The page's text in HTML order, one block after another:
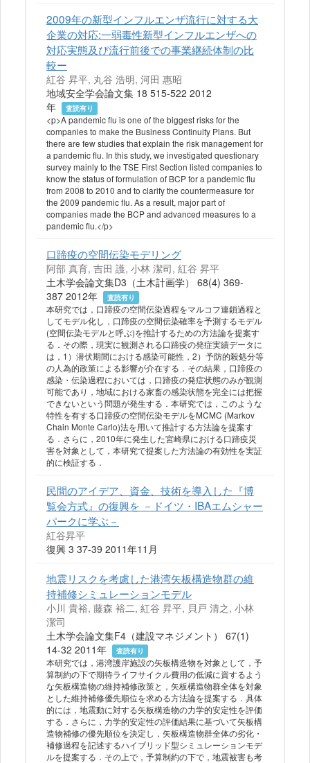
2009年の新型インフルエンザ流行に対する大
企業の対応:一弱毒性新型インフルエンザへの
対応実態及び流行前後での事業継続体制の比
較ー
紅谷 昇平, 丸谷 浩明, 河田 惠昭
地域安全学会論文集 18 515-522 2012
年
査読有り
<p>A pandemic flu is one of the biggest risks for the
companies to make the Business Continuity Plans. But
there are few studies that explain the risk management for
a pandemic flu. In this study, we investigated questionary
survey mainly to the TSE First Section listed companies to
know the status of formulation of BCP for a pandemic flu
from 2008 to 2010 and to clarify the countermeasure for
the 2009 pandemic flu. As a result, major part of
companies made the BCP and advanced measures to a
pandemic flu.</p>
口蹄疫の空間伝染モデリング
阿部 真育, 吉田 護, 小林 潔司, 紅谷 昇平
土木学会論文集D3（土木計画学） 68(4) 369-
387 2012年
査読有り
本研究では，口蹄疫の空間伝染過程をマルコフ連鎖過程と
してモデル化し，口蹄疫の空間伝染確率を予測するモデル
(空間伝染モデルと呼ぶ)を推計するための方法論を提案す
る．その際，現実に観測される口蹄疫の発症実績データに
は，1）潜伏期間における感染可能性，2）予防的殺処分等
の人為的政策による影響が介在する．その結果，口蹄疫の
感染・伝染過程においては，口蹄疫の発症状態のみが観測
可能であり，地域における家畜の感染状態を完全には把握
できないという問題が発生する．本研究では，このような
特性を有する口蹄疫の空間伝染モデルをMCMC (Markov
Chain Monte Carlo)法を用いて推計する方法論を提案す
る．さらに，2010年に発生した宮崎県における口蹄疫災
害を対象として，本研究で提案した方法論の有効性を実証
的に検証する．
民間のアイデア、資金、技術を導入した『博
覧会方式』の復興を －ドイツ・IBAエムシャー
パークに学ぶ－
紅谷昇平
復興 3 37-39 2011年11月
地震リスクを考慮した港湾矢板構造物群の維
持補修シミュレーションモデル
小川 貴裕, 藤森 裕二, 紅谷 昇平, 貝戸 清之, 小林
潔司
土木学会論文集F4（建設マネジメント） 67(1)
14-32 2011年
査読有り
本研究では，港湾護岸施設の矢板構造物を対象として，予
算制約の下で期待ライフサイクル費用の低減に資するよう
な矢板構造物の維持補修政策と，矢板構造物群全体を対象
とした維持補修優先順位を求める方法論を提案する．具体
的には，地震動に対する矢板構造物の力学的安定性を評価
する．さらに，力学的安定性の評価結果に基づいて矢板構
造物補修の優先順位を決定し，矢板構造物群全体の劣化・
補修過程を記述するハイブリッド型シミュレーションモデ
ルを提案する．その上で，予算制約の下で，地震被害も考